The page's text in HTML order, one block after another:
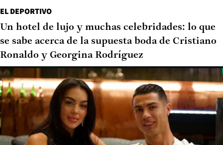
EL DEPORTIVO
Un hotel de lujo y muchas celebridades: lo que
se sabe acerca de la supuesta boda de Cristiano
Ronaldo y Georgina Rodríguez